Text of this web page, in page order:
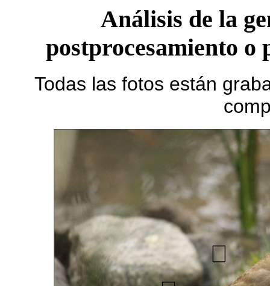
Análisis de la
postprocesamiento
Todas las fotos están